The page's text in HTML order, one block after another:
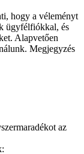
hogy a véleményt
ügyfélfiókkal, és
Alapvetően
Megjegyzés
az